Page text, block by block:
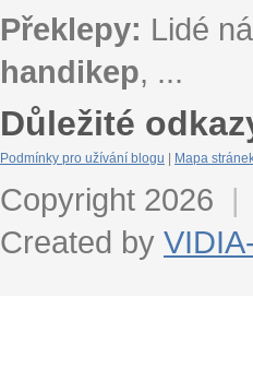
Překlepy: Lidé
handikep, ...
Důležité
Podmínky pro užívání blogu Mapa
Copyright 2026 |
Created by